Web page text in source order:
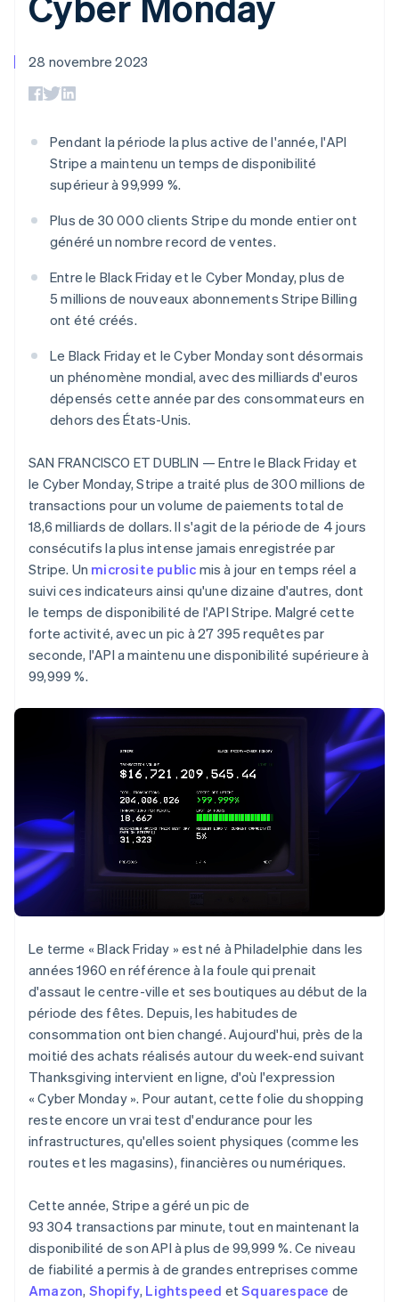
UI flexibles
Moyens de
de 125
Terminal
Paiements en
Authorization
Boost
Acceptation
optimisée
Paiements
accélérés
Financial
Comptes
financiers
associés
Recognition
Comptabilité
des données
Plus
Product roadmap
Découvrez les prochaines évolutions
Atlas
Constitution de start-up
Climate
Élimination du carbone
Identity
Vérification de l'identité
Découvrez comment Stripe construit l’infrastructure
Regarder la vidéo
l’application
Plateformes
Par secteur
Entreprises d'IA
créateurs
Jeux
Hôtellerie, voyages et
Assurance
Médias et
divertissements
Organisations à but
Services aux
entreprises
Secteur public
Commerce en ligne
Écosystème
Partenaires
Stripe App Marketplace
Gérer des
facturation à l'usage
services avec des
agents
Ressources
d'applications
Exemples de code
Blog des développeurs
Entreprise
Roadmap produit
presse
Stripe Press
Contact
Devenir partenaire
28 novembre 2023
Pendant la période la plus active de l'année, l'API
Stripe a maintenu un temps de disponibilité
supérieur à 99,999 %.
Plus de 30 000 clients Stripe du monde entier ont
généré un nombre record de ventes.
Entre le Black Friday et le Cyber Monday, plus de
5 millions de nouveaux abonnements Stripe Billing
ont été créés.
Le Black Friday et le Cyber Monday sont désormais
un phénomène mondial, avec des milliards d'euros
dépensés cette année par des consommateurs en
dehors des États-Unis.
SAN FRANCISCO ET DUBLIN — Entre le Black Friday et
le Cyber Monday, Stripe a traité plus de 300 millions de
transactions pour un volume de paiements total de
18,6 milliards de dollars. Il s'agit de la période de 4 jours
consécutifs la plus intense jamais enregistrée par
Stripe. Un microsite public mis à jour en temps réel a
suivi ces indicateurs ainsi qu'une dizaine d'autres, dont
le temps de disponibilité de l'API Stripe. Malgré cette
forte activité, avec un pic à 27 395 requêtes par
seconde, l'API a maintenu une disponibilité supérieure à
99,999 %.
Le terme « Black Friday » est né à Philadelphie dans les
années 1960 en référence à la foule qui prenait
d'assaut le centre-ville et ses boutiques au début de la
période des fêtes. Depuis, les habitudes de
consommation ont bien changé. Aujourd'hui, près de la
moitié des achats réalisés autour du week-end suivant
Thanksgiving intervient en ligne, d'où l'expression
« Cyber Monday ». Pour autant, cette folie du shopping
reste encore un vrai test d'endurance pour les
infrastructures, qu'elles soient physiques (comme les
routes et les magasins), financières ou numériques.
Cette année, Stripe a géré un pic de
93 304 transactions par minute, tout en maintenant la
disponibilité de son API à plus de 99,999 %. Ce niveau
de fiabilité a permis à de grandes entreprises comme
Amazon, Shopify, Lightspeed etSquarespace de